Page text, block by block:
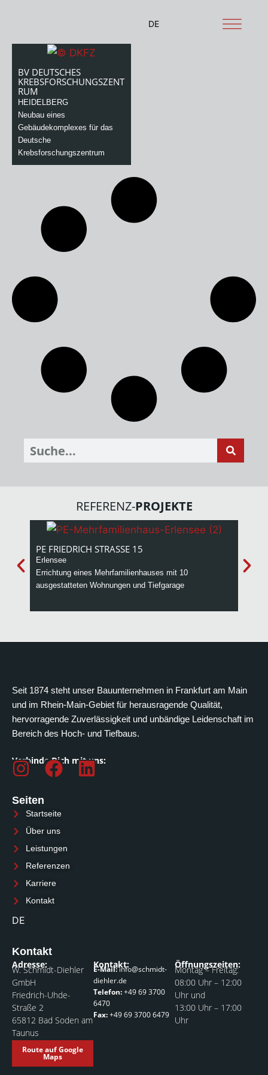
springen
DE
BV DEUTSCHES
KREBSFORSCHUNGSZENT
RUM
HEIDELBERG
Neubau eines
Gebäudekomplexes für das
Deutsche
Krebsforschungszentrum
REFERENZ-PROJEKTE
PE FRIEDRICH STRASSE 15
Erlensee
Errichtung eines Mehrfamilienhauses mit 10
ausgestatteten Wohnungen und Tiefgarage
Seit 1874 steht unser Bauunternehmen in Frankfurt am Main
und im Rhein-Main-Gebiet für herausragende Qualität,
hervorragende Zuverlässigkeit und unbändige Leidenschaft im
Bereich des Hoch- und Tiefbaus.
Verbinde Dich mit uns:
I
s
t
a
g
r
a
m
F
e
b
o
o
k
L
Seiten
Startseite
Über uns
Leistungen
Referenzen
Karriere
Kontakt
DE
Kontakt
Adresse:
W. Schmidt-Diehler
GmbH
Friedrich-Uhde-
Straße 2
65812 Bad Soden am
Taunus
Route auf Google
Maps
Kontakt:
E-Mail:info@schmidt-
diehler.de
Telefon:+49 69 3700
6470
Fax:+49 69 3700 6479
Öffnungszeiten:
Montag – Freitag:
08:00 Uhr – 12:00
Uhr und
13:00 Uhr – 17:00
Uhr